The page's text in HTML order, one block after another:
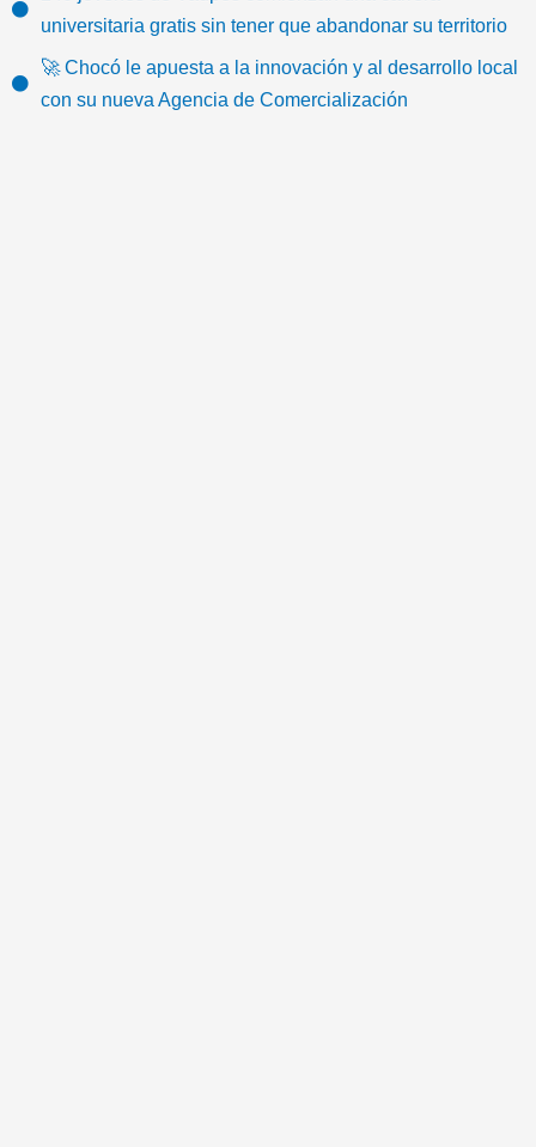
o
k
b
o
o
k
t
e
u
b
a
g
a
-
e
universitaria gratis sin tener que abandonar su territorio
🚀 Chocó le apuesta a la innovación y al desarrollo local
con su nueva Agencia de Comercialización